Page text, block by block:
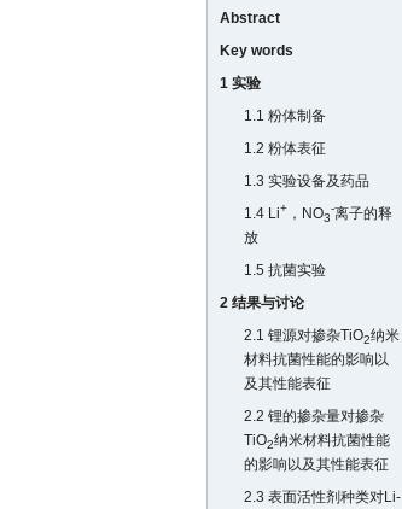
Abstract
Key words
1 实验
1.1 粉体制备
1.2 粉体表征
1.3 实验设备及药品
1.4 Li+ ，NO3
-离子的释
放
1.5 抗菌实验
2 结果与讨论
2.1 锂源对掺杂TiO2纳米
材料抗菌性能的影响以
及其性能表征
2.2 锂的掺杂量对掺杂
TiO2纳米材料抗菌性能
的影响以及其性能表征
2.3 表面活性剂种类对Li-